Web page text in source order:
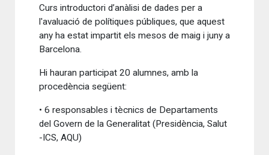
Curs introductori d’anàlisi de dades per a
l'avaluació de polítiques públiques, que aquest
any ha estat impartit els mesos de maig i juny a
Barcelona.
Hi hauran participat 20 alumnes, amb la
procedència següent:
• 6 responsables i tècnics de Departaments
del Govern de la Generalitat (Presidència, Salut
-ICS, AQU)